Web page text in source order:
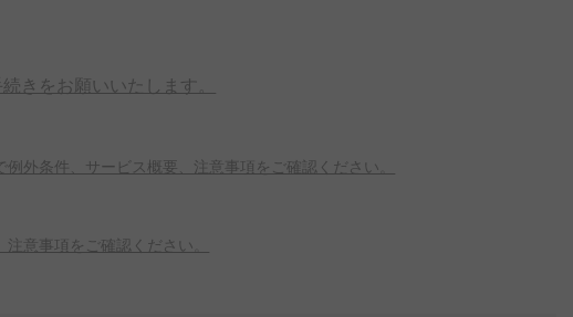
きをお願いいたします。
外条件、サービス概要、注意事項をご確認ください。
意事項をご確認ください。